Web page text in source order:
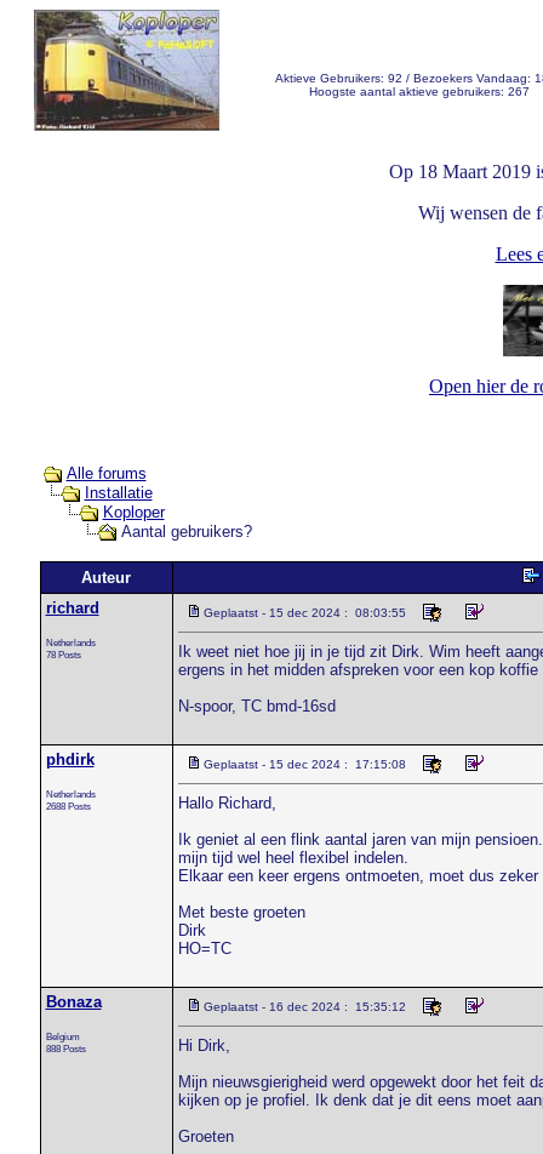
Aktieve Gebruikers: 92 / Bezoekers Vandaag:
Hoogste aantal aktieve gebruikers: 267
Op 18 Maart 2019
Wij wensen de
Lees
Open hier de
Alle forums
Installatie
Koploper
Aantal gebruikers?
Auteur
richard
Netherlands
78 Posts
Geplaatst - 15 dec 2024 : 08:03:55
Ik weet niet hoe jij in je tijd zit Dirk. Wim heeft
ergens in het midden afspreken voor een kop
N-spoor, TC bmd-16sd
phdirk
Netherlands
2688 Posts
Geplaatst - 15 dec 2024 : 17:15:08
Hallo Richard,
Ik geniet al een flink aantal jaren van mijn
mijn tijd wel heel flexibel indelen.
Elkaar een keer ergens ontmoeten, moet dus
Met beste groeten
Dirk
HO=TC
Bonaza
Belgium
888 Posts
Geplaatst - 16 dec 2024 : 15:35:12
Hi Dirk,
Mijn nieuwsgierigheid werd opgewekt door het feit
kijken op je profiel. Ik denk dat je dit eens moet
Groeten